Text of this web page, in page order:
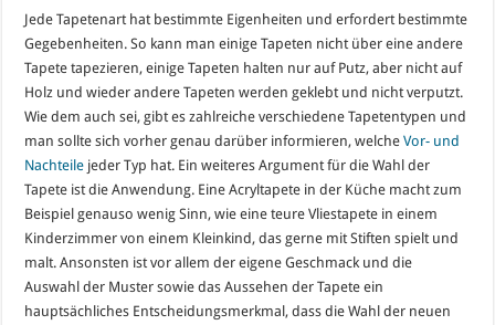
Jede Tapetenart hat bestimmte Eigenheiten und erfordert bestimmte
Gegebenheiten. So kann man einige Tapeten nicht über eine andere
Tapete tapezieren, einige Tapeten halten nur auf Putz, aber nicht auf
Holz und wieder andere Tapeten werden geklebt und nicht verputzt.
Wie dem auch sei, gibt es zahlreiche verschiedene Tapetentypen und
man sollte sich vorher genau darüber informieren, welcheVor- und
Nachteile jeder Typ hat. Ein weiteres Argument für die Wahl der
Tapete ist die Anwendung. Eine Acryltapete in der Küche macht zum
Beispiel genauso wenig Sinn, wie eine teure Vliestapete in einem
Kinderzimmer von einem Kleinkind, das gerne mit Stiften spielt und
malt. Ansonsten ist vor allem der eigene Geschmack und die
Auswahl der Muster sowie das Aussehen der Tapete ein
hauptsächliches Entscheidungsmerkmal, dass die Wahl der neuen